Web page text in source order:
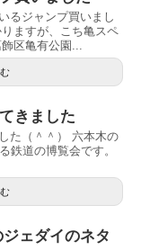
るジャンプ買いまし
ますが、こち亀スペ
区亀有公園...
きました
た（＾＾） 六本木の
鉄道の博覧会です。
ェダイのネタ